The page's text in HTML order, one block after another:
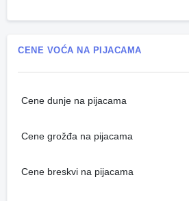
CENE VOĆA NA PIJACAMA
Cene dunje na pijacama
Cene grožđa na pijacama
Cene breskvi na pijacama